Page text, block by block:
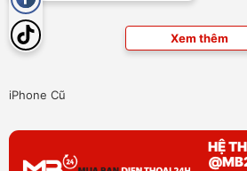
Xem thêm
iPhone Cũ
HỆ